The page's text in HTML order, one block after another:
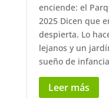
enciende: el
2025 Dicen que
despierta. Lo
lejanos y un
sueño de
Leer más